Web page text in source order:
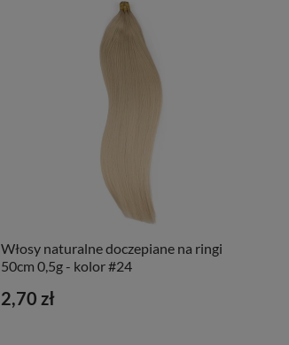
Włosy naturalne doczepiane na ringi
50cm 0,5g - kolor #24
2,70 zł